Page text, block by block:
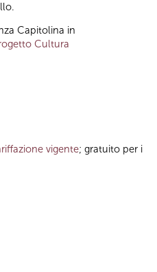
Capitolina in
Cultura
vigente; gratuito per i